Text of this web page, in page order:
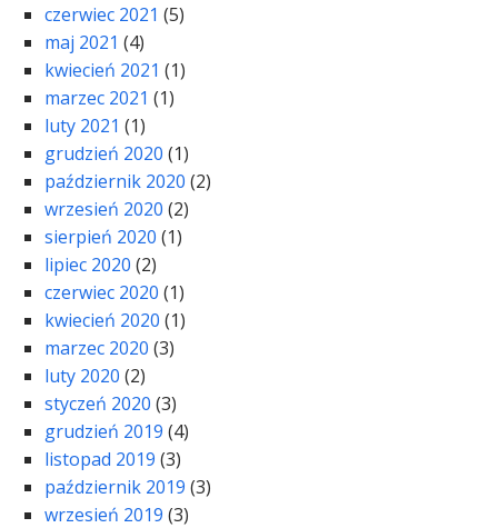
czerwiec 2021 (5)
maj 2021 (4)
kwiecień 2021 (1)
marzec 2021 (1)
luty 2021 (1)
grudzień 2020 (1)
październik 2020 (2)
wrzesień 2020 (2)
sierpień 2020 (1)
lipiec 2020 (2)
czerwiec 2020 (1)
kwiecień 2020 (1)
marzec 2020 (3)
luty 2020 (2)
styczeń 2020 (3)
grudzień 2019 (4)
listopad 2019 (3)
październik 2019 (3)
wrzesień 2019 (3)